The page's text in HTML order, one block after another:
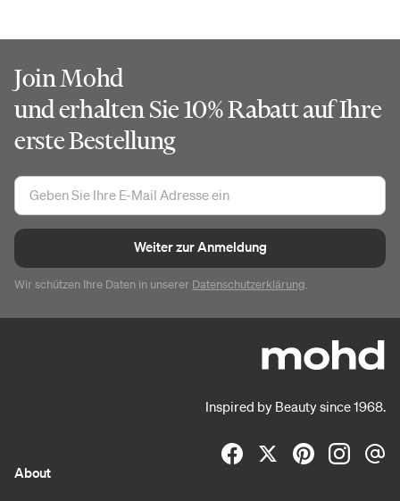
Join Mohd
und erhalten Sie 10% Rabatt auf Ihre
erste Bestellung
Weiter zur Anmeldung
Wir schützen Ihre Daten in unserer Datenschutzerklärung.
Inspired by Beauty since 1968.
About